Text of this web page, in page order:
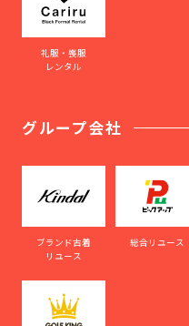
礼服・喪服
レンタル
グループ会社
ブランド古着
リユース
総合リユース